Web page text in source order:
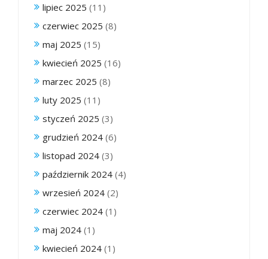
lipiec 2025 (11)
czerwiec 2025 (8)
maj 2025 (15)
kwiecień 2025 (16)
marzec 2025 (8)
luty 2025 (11)
styczeń 2025 (3)
grudzień 2024 (6)
listopad 2024 (3)
październik 2024 (4)
wrzesień 2024 (2)
czerwiec 2024 (1)
maj 2024 (1)
kwiecień 2024 (1)